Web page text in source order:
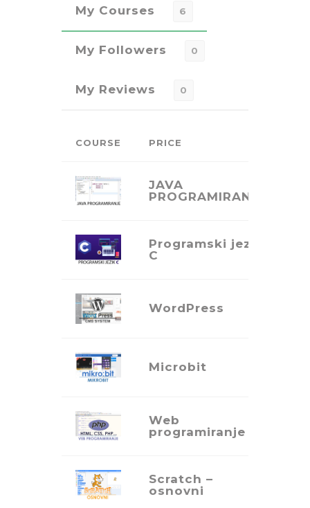
My Courses 6
My Followers 0
My Reviews 0
COURSE PRICE
JAVA
PROGRAMIRANJA
Programski jezik
C
WordPress
Microbit
Web
programiranje
Scratch –
osnovni